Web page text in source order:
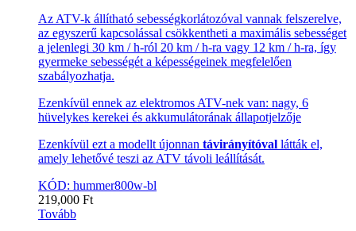
Az ATV-k állítható sebességkorlátozóval vannak felszerelve,
az egyszerű kapcsolással csökkentheti a maximális sebességet
a jelenlegi 30 km / h-ról 20 km / h-ra vagy 12 km / h-ra, így
gyermeke sebességét a képességeinek megfelelően
szabályozhatja.
Ezenkívül ennek az elektromos ATV-nek van: nagy, 6
hüvelykes kerekei és akkumulátorának állapotjelzője
Ezenkívül ezt a modellt újonnan távirányítóval látták el,
amely lehetővé teszi az ATV távoli leállítását.
KÓD: hummer800w-bl
219,000 Ft
Tovább